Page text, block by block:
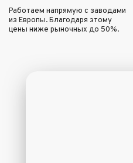
Работаем напрямую с заводами
из Европы. Благодаря этому
цены ниже рыночных до 50%.